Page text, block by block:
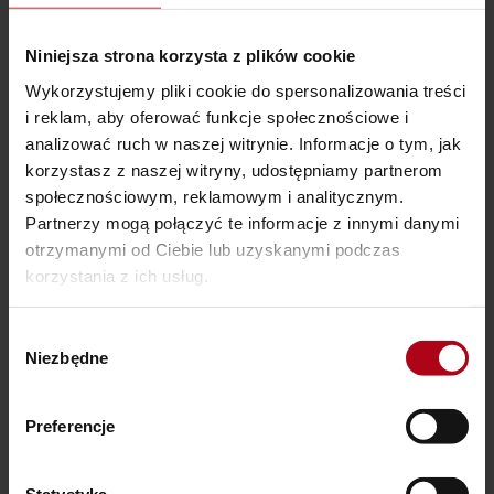
Niniejsza strona korzysta z plików cookie
Wykorzystujemy pliki cookie do spersonalizowania treści
i reklam, aby oferować funkcje społecznościowe i
analizować ruch w naszej witrynie. Informacje o tym, jak
korzystasz z naszej witryny, udostępniamy partnerom
społecznościowym, reklamowym i analitycznym.
Partnerzy mogą połączyć te informacje z innymi danymi
otrzymanymi od Ciebie lub uzyskanymi podczas
korzystania z ich usług.
zgody
Niezbędne
Preferencje
jeśli uznasz,że potrzebujesz jeszcze coś przećwiczyć
lub przypomnieć sobie niektóre medytacje,czy
tappingi, będziesz mógł/mogła przedłużyć do niego
dostęp w promocyjnej cenie.
Oceniono5
na 5
Dorota Kustra-Łotocka 2024-04-07
Dzięki kursowi uświadomiłam sobie wiele
Dowiedziałam się, że istnieje coś takiego
jak Prawa Autorskie we Wszechświecie. W
medytacji okazało się, że po śmierci mojej
babci, a było to w roku 2001 cały bagaż